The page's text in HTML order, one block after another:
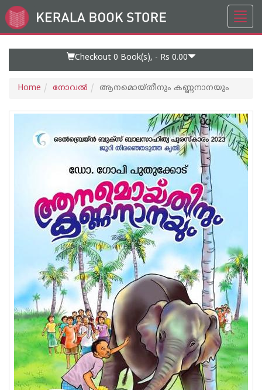
Go
to
Checkout 0 Book(s), - Rs 0.00
Home നോവല്‍ ആനമൊയ്തീനും കണ്ണനാനയും